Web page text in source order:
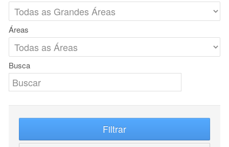
Áreas
Busca
Filtrar